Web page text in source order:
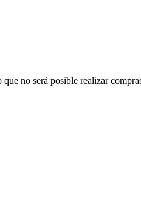
no será posible realizar